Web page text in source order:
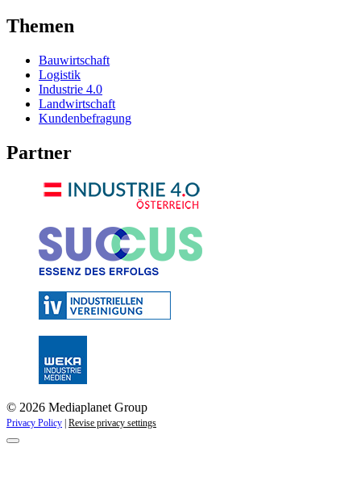
Themen
Bauwirtschaft
Logistik
Industrie 4.0
Landwirtschaft
Kundenbefragung
Partner
© 2026 Mediaplanet Group
Privacy Policy Revise privacy settings